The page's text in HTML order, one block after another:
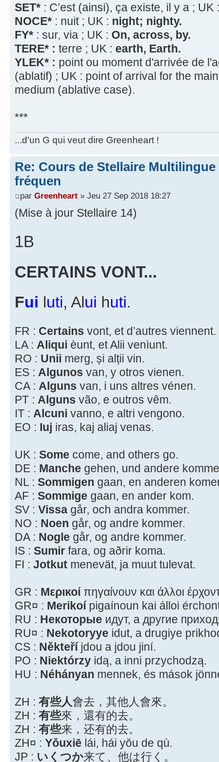
SET* : C’est (ainsi), ça existe, il y a ; UK :
NOCE* : nuit ; UK : night; nighty.
FY* : sur, via ; UK : On, across, by.
TERE* : terre ; UK : earth, Earth.
YLEK* : point ou moment d'arrivée de
(ablatif) ; UK : point of arrival for the
medium (ablative case).
***
...d'un G qui veut dire Greenheart !
Re: Cours de Stellaire
fréquen
par Greenheart » Jeu 27 Sep 2018 18:27
(Mise à jour Stellaire 14)
1B
CERTAINS VONT...
Fui luti, Alui huti.
FR : Certains vont, et d’autres viennent.
LA : Aliqui èunt, et Alii venìunt.
RO : Unii merg, și alții vin.
ES : Algunos van, y otros vienen.
CA : Alguns van, i uns altres vénen.
PT : Alguns vão, e outros vêm.
IT : Alcuni vanno, e altri vengono.
EO : Iuj iras, kaj aliaj venas.
UK : Some come, and others go.
DE : Manche gehen, und andere
NL : Sommigen gaan, en anderen
AF : Sommige gaan, en ander kom.
SV : Vissa går, och andra kommer.
NO : Noen går, og andre kommer.
DA : Nogle går, og andre kommer.
IS : Sumir fara, og aðrir koma.
FI : Jotkut menevät, ja muut tulevat.
GR : Μερικοί πηγαίνουν και άλλοι
GR¤ : Merikoí pigaínoun kai álloi
RU : Некоторые идут, а другие
RU¤ : Nekotoryye idut, a drugiye
CS : Někteří jdou a jdou jiní.
PO : Niektórzy idą, a inni przychodzą.
HU : Néhányan mennek, és mások
ZH : 有些人會去，其他人會來。
ZH : 有些來，還有的去。
ZH : 有些来，还有的去。
ZH¤ : Yǒuxiē lái, hái yǒu de qù.
JP : いくつか来て、他は行く。